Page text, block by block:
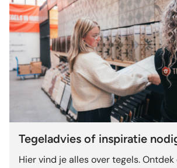
Tegeladvies of inspiratie
Hier vind je alles over tegels.